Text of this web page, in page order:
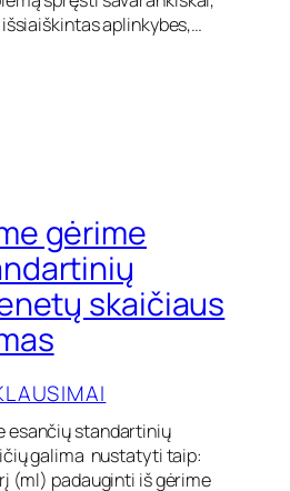
aplinkybes,…
gėrime
skaičiaus
esančių standartinių
galima nustatyti taip:
(ml) padauginti iš gėrime